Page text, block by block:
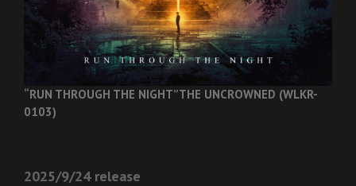
“RUN THROUGH THE NIGHT”THE UNCROWNED (WLKR-
0103)
2025/9/24 release